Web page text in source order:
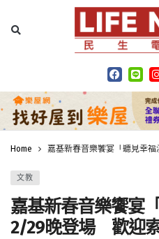
Home 嘉基新春音樂饗宴「聽見幸
文教
嘉基新春音樂饗宴
2/29晚登場 歡迎